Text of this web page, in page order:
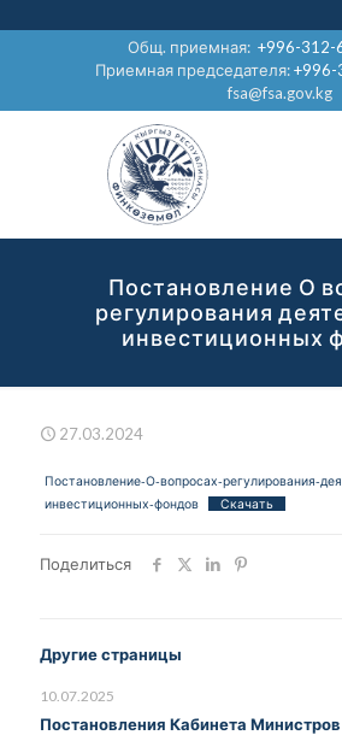
Общ. приемная:+996-312-
Приемная председателя:
fsa@fsa.gov.kg
Постановление О
регулирования
инвестиционных
27.03.2024
Постановление-О-вопросах-регулирования-
инвестиционных-фондов
Скачать
Поделиться
Другие страницы
10.07.2025
Постановления Кабинета